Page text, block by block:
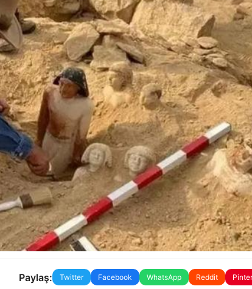
Paylaş: Twitter Facebook WhatsApp Reddit